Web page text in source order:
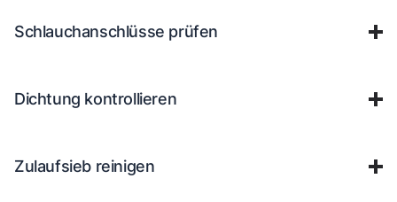
Schlauchanschlüsse prüfen
Dichtung kontrollieren
Zulaufsieb reinigen